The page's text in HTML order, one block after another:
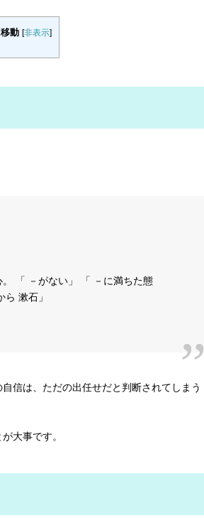
動 [非表示]
「 －がない」 「 －に満ちた態
漱石」
信は、ただの出任せだと判断されてしまう
大事です。